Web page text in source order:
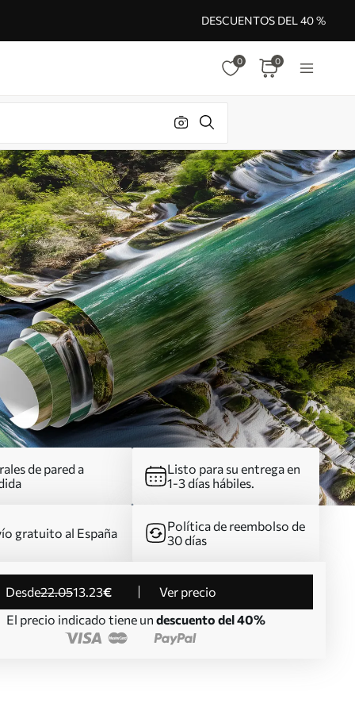
DESCUENTOS DEL 40 %
0 0
de pared a
Listo para su entrega en
1-3 días hábiles.
gratuito al España
Política de reembolso de
30 días
desde22.0513.23€
Ver precio
El precio indicado tiene un descuento del 40%